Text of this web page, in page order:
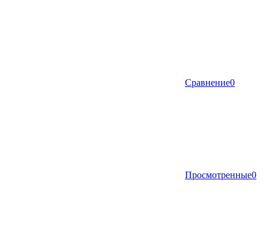
Сравнение0
Просмотренные0